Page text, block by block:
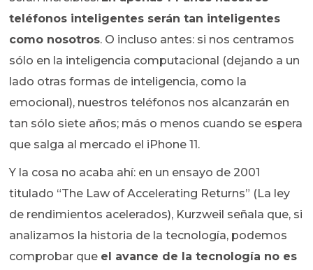
teléfonos inteligentes serán tan inteligentes
como nosotros. O incluso antes: si nos centramos
sólo en la inteligencia computacional (dejando a un
lado otras formas de inteligencia, como la
emocional), nuestros teléfonos nos alcanzarán en
tan sólo siete años; más o menos cuando se espera
que salga al mercado el iPhone 11.
Y la cosa no acaba ahí: en un ensayo de 2001
titulado “The Law of Accelerating Returns” (La ley
de rendimientos acelerados), Kurzweil señala que, si
analizamos la historia de la tecnología, podemos
comprobar que el avance de la tecnología no es